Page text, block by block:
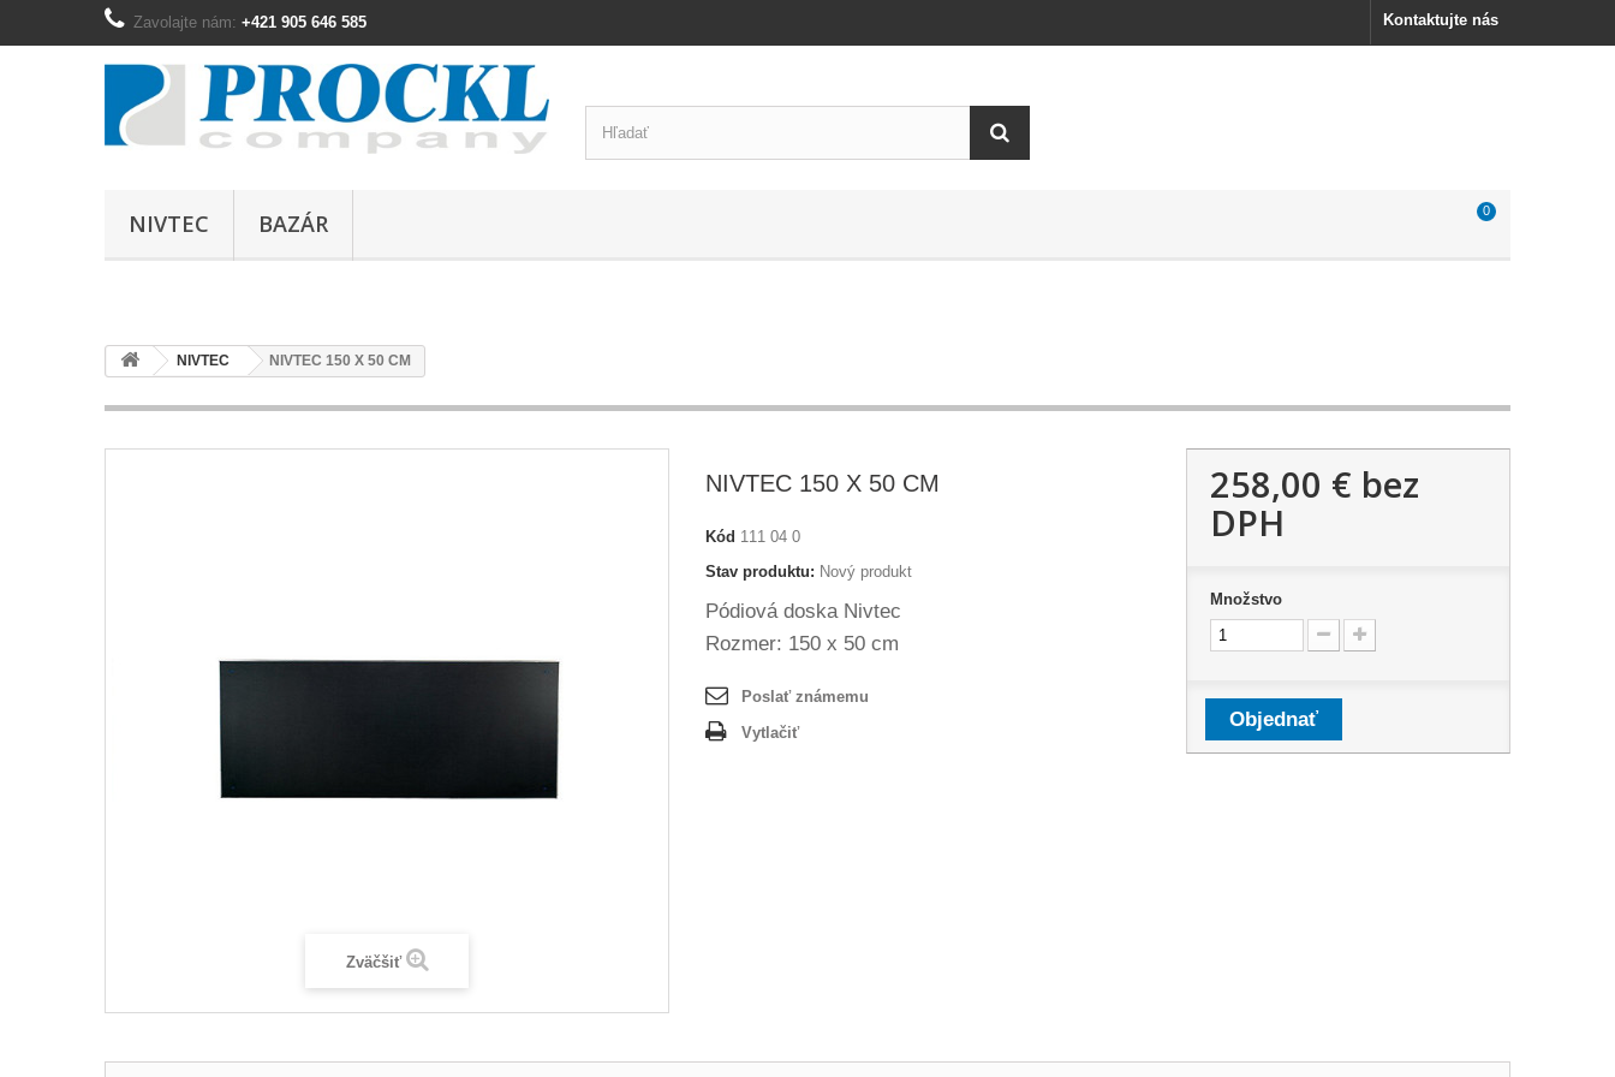
Kontaktujte nás
Zavolajte nám: +421 905 646 585
NIVTEC BAZÁR 0
NIVTEC NIVTEC 150 X 50 CM
Zväčšiť
NIVTEC 150 X 50 CM
Kód 111 04 0
Stav produktu: Nový produkt
Pódiová doska Nivtec
Rozmer: 150 x 50 cm
Poslať známemu
Vytlačiť
258,00 € bez
DPH
Množstvo
Objednať